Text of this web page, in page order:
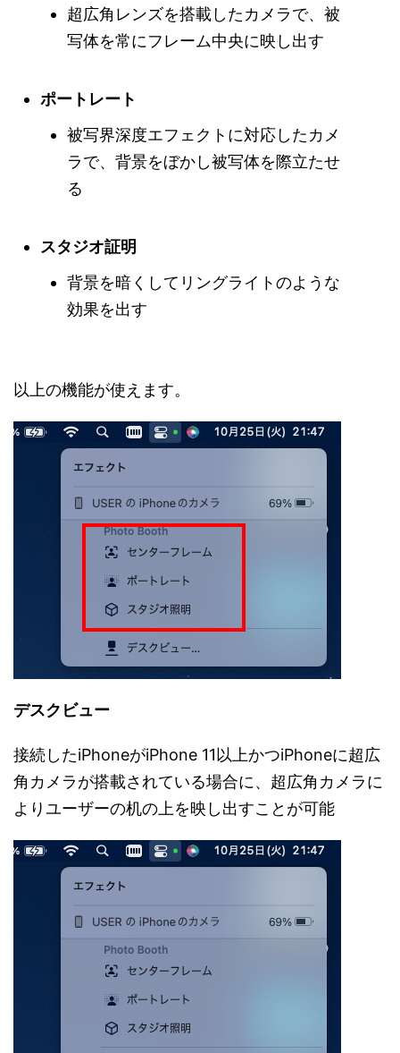
超広角レンズを搭載したカメラで、被
写体を常にフレーム中央に映し出す
ポートレート
被写界深度エフェクトに対応したカメ
ラで、背景をぼかし被写体を際立たせ
る
スタジオ証明
背景を暗くしてリングライトのような
効果を出す
以上の機能が使えます。
デスクビュー
接続したiPhoneがiPhone 11以上かつiPhoneに超広
角カメラが搭載されている場合に、超広角カメラに
よりユーザーの机の上を映し出すことが可能